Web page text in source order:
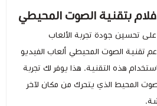
تحسين جودة تجربة الألعاب
تقنية الصوت المحيطي ألعاب الفيديو
هذه التقنية. هذا يوفر لك تجربة
المحيط الذي يتحرك من مكان لآخر